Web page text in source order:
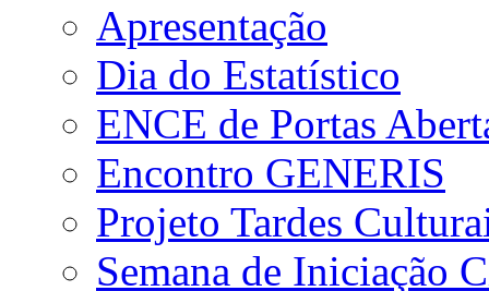
Apresentação
Dia do Estatístico
ENCE de Portas
Encontro GENERIS
Projeto Tardes
Semana de Iniciação